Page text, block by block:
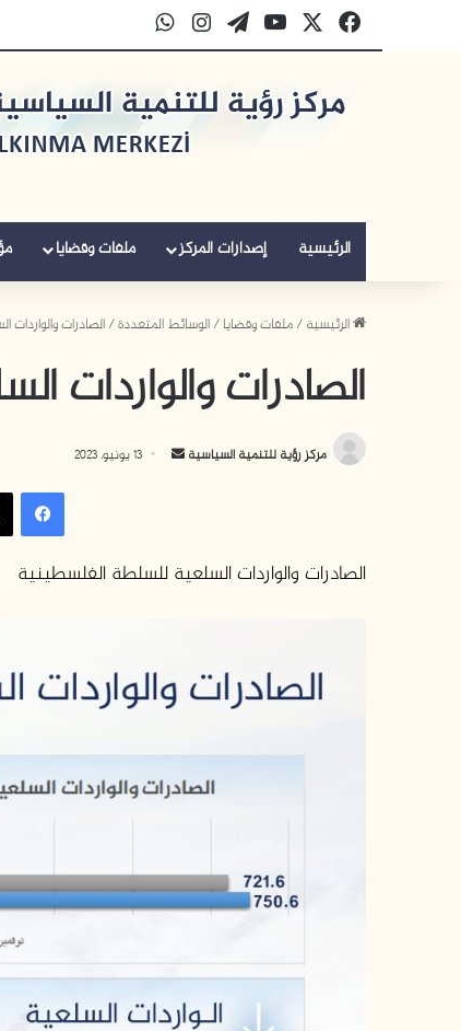
فيسبوك‫YouTube
‫WordPress
انستقرامواتساب
الرئيسية إصدارات المركز ملفات وقضايا
الرئيسية/ملفات وقضايا/الوسائط المتعددة/الصادرات
الصادرات والواردات
مركز رؤية للتنمية السياسية
أرسل 13 يونيو، 2023
الصادرات والواردات السلعية للسلطة الفلسطينية